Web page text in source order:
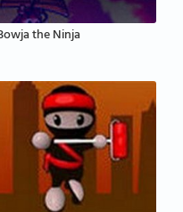
the Ninja